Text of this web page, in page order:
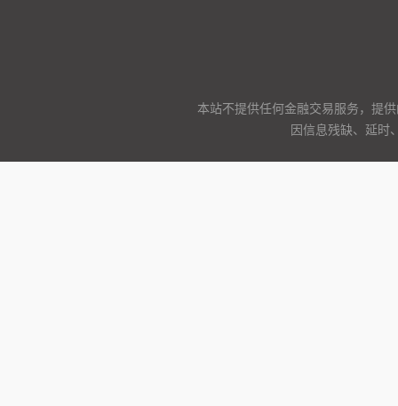
本站不提供任何金融交易服务，提
因信息残缺、延时